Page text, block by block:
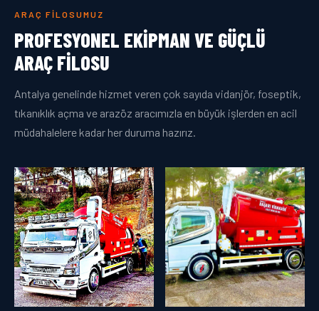
ARAÇ FILOSUMUZ
PROFESYONEL EKIPMAN VE GÜÇLÜ
ARAÇ FILOSU
Antalya genelinde hizmet veren çok sayıda vidanjör, foseptik,
tıkanıklık açma ve arazöz aracımızla en büyük işlerden en acil
müdahalelere kadar her duruma hazırız.